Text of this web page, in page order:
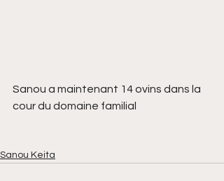
Sanou a maintenant 14 ovins dans la
cour du domaine familial
Sanou Keita